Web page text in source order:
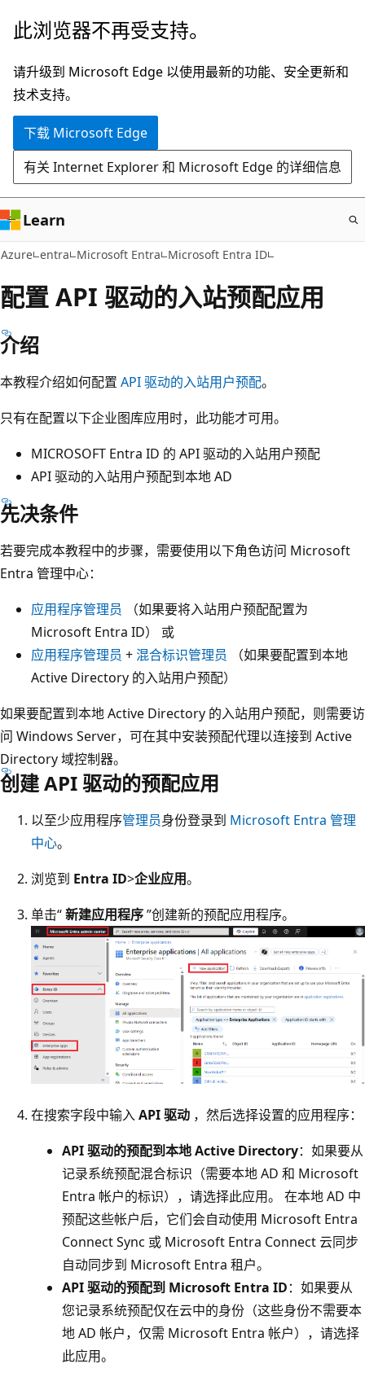
跳
主
要
内
此浏览器不再受支持。
请升级到 Microsoft Edge 以使用最新的功能、安全更新和
技术支持。
下载 Microsoft Edge
有关 Internet Explorer 和 Microsoft Edge 的详细信息
Learn
Azure entra Microsoft Entra Microsoft Entra ID
配置 API 驱动的入站预配应用
介绍
本教程介绍如何配置 API 驱动的入站用户预配。
只有在配置以下企业图库应用时，此功能才可用。
MICROSOFT Entra ID 的 API 驱动的入站用户预配
API 驱动的入站用户预配到本地 AD
先决条件
若要完成本教程中的步骤，需要使用以下角色访问 Microsoft
Entra 管理中心：
应用程序管理员 （如果要将入站用户预配配置为
Microsoft Entra ID） 或
应用程序管理员 + 混合标识管理员 （如果要配置到本地
Active Directory 的入站用户预配）
如果要配置到本地 Active Directory 的入站用户预配，则需要访
问 Windows Server，可在其中安装预配代理以连接到 Active
Directory 域控制器。
创建 API 驱动的预配应用
以至少应用程序管理员身份登录到 Microsoft Entra 管理
中心。
浏览到 Entra ID>企业应用。
单击“新建应用程序”创建新的预配应用程序。
在搜索字段中输入API 驱动 ，然后选择设置的应用程序：
API 驱动的预配到本地 Active Directory：如果要从
记录系统预配混合标识（需要本地 AD 和 Microsoft
Entra 帐户的标识），请选择此应用。 在本地 AD 中
预配这些帐户后，它们会自动使用 Microsoft Entra
Connect Sync 或 Microsoft Entra Connect 云同步
自动同步到 Microsoft Entra 租户。
API 驱动的预配到 Microsoft Entra ID：如果要从
您记录系统预配仅在云中的身份（这些身份不需要本
地 AD 帐户，仅需 Microsoft Entra 帐户），请选择
此应用。